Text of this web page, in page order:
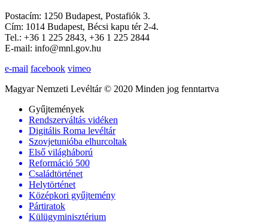
Postacím: 1250 Budapest, Postafiók 3.
Cím: 1014 Budapest, Bécsi kapu tér 2-4.
Tel.: +36 1 225 2843, +36 1 225 2844
E-mail: info@mnl.gov.hu
e-mail facebook vimeo
Magyar Nemzeti Levéltár © 2020 Minden jog fenntartva
Gyűjtemények
Rendszerváltás vidéken
Digitális Roma levéltár
Szovjetunióba elhurcoltak
Első világháború
Reformáció 500
Családtörténet
Helytörténet
Középkori gyűjtemény
Pártiratok
Külügyminisztérium